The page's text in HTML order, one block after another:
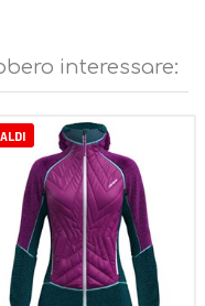
tempo libero
interessare: